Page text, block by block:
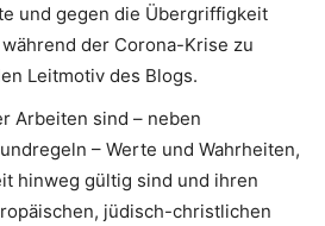
und gegen die Übergriffigkeit
der Corona-Krise zu
Leitmotiv des Blogs.
Arbeiten sind – neben
– Werte und Wahrheiten,
hinweg gültig sind und ihren
jüdisch-christlichen